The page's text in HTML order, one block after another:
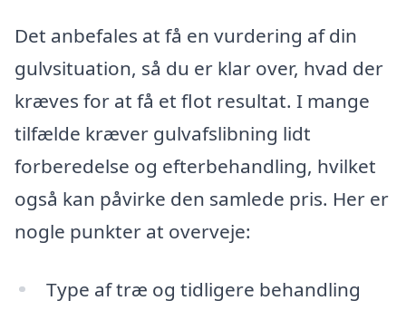
Det anbefales at få en vurdering af din
gulvsituation, så du er klar over, hvad der
kræves for at få et flot resultat. I mange
tilfælde kræver gulvafslibning lidt
forberedelse og efterbehandling, hvilket
også kan påvirke den samlede pris. Her er
nogle punkter at overveje:
Type af træ og tidligere behandling